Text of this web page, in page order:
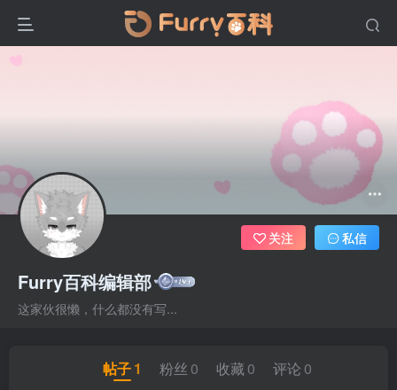
Furry百科编辑部
这家伙很懒，什么都没有写...
关注 私信
帖子1 粉丝 0 收藏 0 评论 0